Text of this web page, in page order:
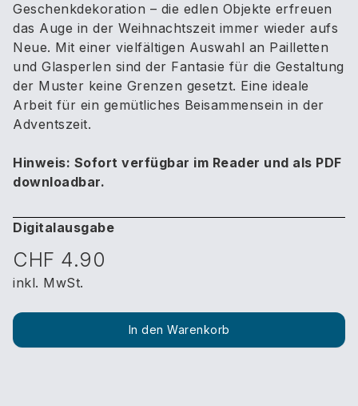
Geschenkdekoration – die edlen Objekte erfreuen
das Auge in der Weihnachtszeit immer wieder aufs
Neue. Mit einer vielfältigen Auswahl an Pailletten
und Glasperlen sind der Fantasie für die Gestaltung
der Muster keine Grenzen gesetzt. Eine ideale
Arbeit für ein gemütliches Beisammensein in der
Adventszeit.
Hinweis: Sofort verfügbar im Reader und als PDF
downloadbar.
Digitalausgabe
CHF 4.90
inkl. MwSt.
In den Warenkorb